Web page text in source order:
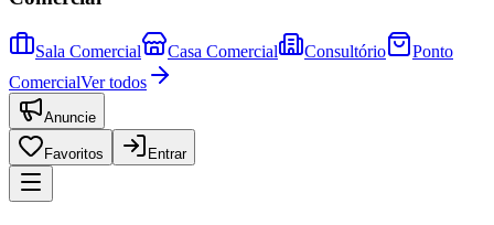
Sala Comercial Casa Comercial Consultório
Ponto
ComercialVer todos
Anuncie
Favoritos Entrar